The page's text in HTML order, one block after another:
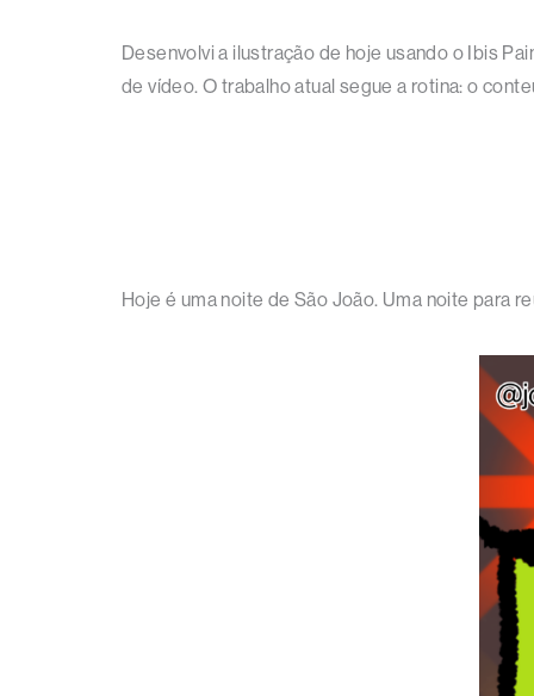
Desenvolvi a ilustração de hoje usando o Ibis
de vídeo. O trabalho atual segue a rotina: o
Hoje é uma noite de São João. Uma noite para